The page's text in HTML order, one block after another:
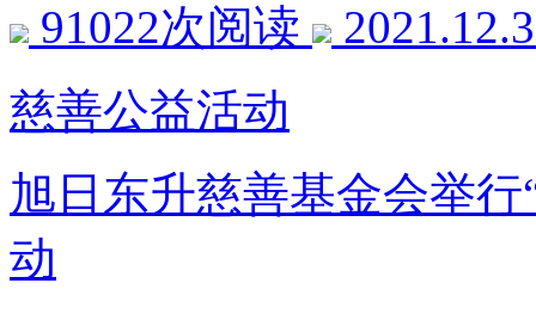
91022次阅读
慈善公益活动
旭日东升慈善基金会举行“
动